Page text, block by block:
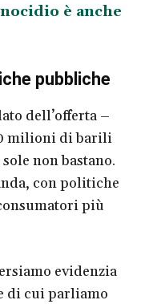
è anche
pubbliche
dell’offerta –
milioni di barili
non bastano.
con politiche
più
evidenzia
di cui parliamo